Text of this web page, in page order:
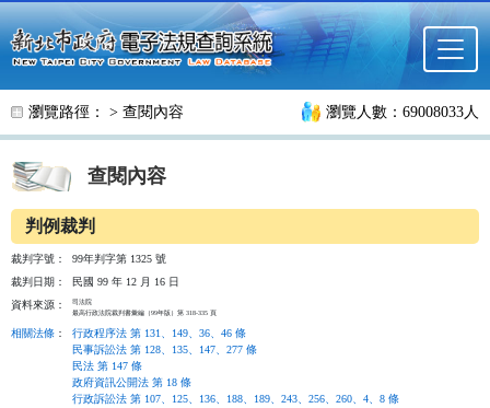
跳至主要內容
瀏覽路徑： > 查閱內容 瀏覽人數：69008033人
查閱內容
判例裁判
裁判字號：
99年判字第 1325 號
裁判日期：
民國 99 年 12 月 16 日
資料來源：
司法院
最高行政法院裁判書彙編（99年版）第 318-335 頁
相關法條 ：
行政程序法 第 131、149、36、46 條
民事訴訟法 第 128、135、147、277 條
民法 第 147 條
政府資訊公開法 第 18 條
行政訴訟法 第 107、125、136、188、189、243、256、260、4、8 條